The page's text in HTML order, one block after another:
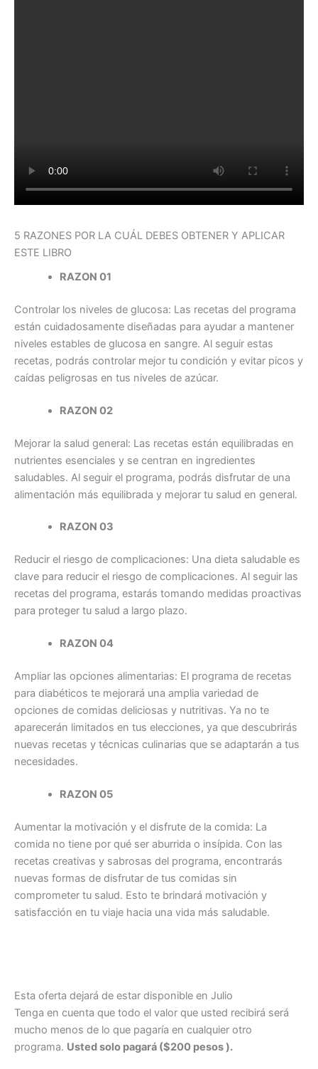
5 RAZONES POR LA CUÁL DEBES OBTENER Y APLICAR
ESTE LIBRO
RAZON 01
Controlar los niveles de glucosa: Las recetas del programa
están cuidadosamente diseñadas para ayudar a mantener
niveles estables de glucosa en sangre. Al seguir estas
recetas, podrás controlar mejor tu condición y evitar picos y
caídas peligrosas en tus niveles de azúcar.
RAZON 02
Mejorar la salud general: Las recetas están equilibradas en
nutrientes esenciales y se centran en ingredientes
saludables. Al seguir el programa, podrás disfrutar de una
alimentación más equilibrada y mejorar tu salud en general.
RAZON 03
Reducir el riesgo de complicaciones: Una dieta saludable es
clave para reducir el riesgo de complicaciones. Al seguir las
recetas del programa, estarás tomando medidas proactivas
para proteger tu salud a largo plazo.
RAZON 04
Ampliar las opciones alimentarias: El programa de recetas
para diabéticos te mejorará una amplia variedad de
opciones de comidas deliciosas y nutritivas. Ya no te
aparecerán limitados en tus elecciones, ya que descubrirás
nuevas recetas y técnicas culinarias que se adaptarán a tus
necesidades.
RAZON 05
Aumentar la motivación y el disfrute de la comida: La
comida no tiene por qué ser aburrida o insípida. Con las
recetas creativas y sabrosas del programa, encontrarás
nuevas formas de disfrutar de tus comidas sin
comprometer tu salud. Esto te brindará motivación y
satisfacción en tu viaje hacia una vida más saludable.
Esta oferta dejará de estar disponible en Julio
Tenga en cuenta que todo el valor que usted recibirá será
mucho menos de lo que pagaría en cualquier otro
programa. Usted solo pagará ($200 pesos ).